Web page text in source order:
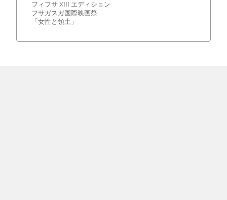
フィフサ XIII エディション
フサガスガ国際映画祭
「女性と領土」